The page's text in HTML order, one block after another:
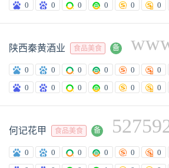
0
0 0 0 0 0
陕西秦黄酒业 食品美食 备
0 0 0 0 0 0
0
0 0 0 0 0
何记花甲 食品美食 备
0 0 0 0 0 0